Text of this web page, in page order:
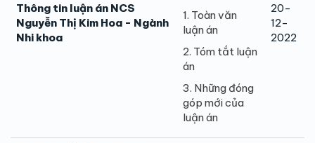
Thông tin luận án NCS
Nguyễn Thị Kim Hoa - Ngành
Nhi khoa
1. Toàn văn
luận án
2. Tóm tắt luận
án
3. Những đóng
góp mới của
luận án
20-
12-
2022